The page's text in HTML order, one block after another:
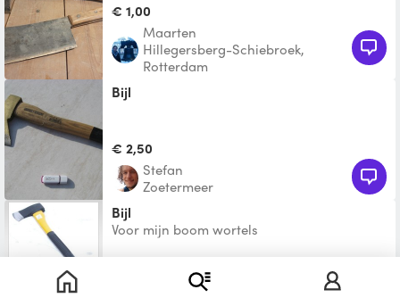
€ 1,00
Maarten
Hillegersberg-Schiebroek,
Rotterdam
Bijl
€ 2,50
Stefan
Zoetermeer
Bijl
Voor mijn boom wortels